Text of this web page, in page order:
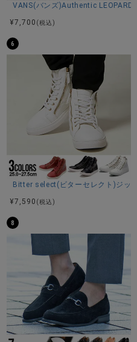
全1色
VANS(バンズ)Authentic
¥7,700 (税込)
PEWTER/全1色
6
Bitter select(ビターセレクト)ジッ
¥7,590 (税込)
8